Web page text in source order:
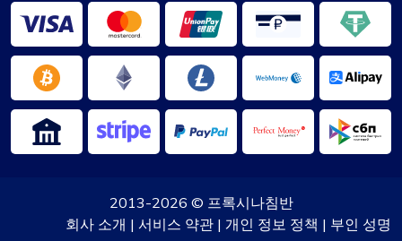
2013-2026 © 프록시나침반
회사 소개 | 서비스 약관 | 개인 정보 정책 | 부인 성명